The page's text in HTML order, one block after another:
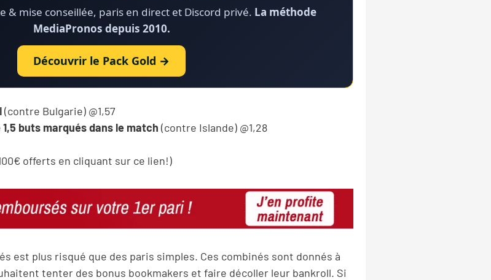
& mise conseillée, paris en direct et Discord privé. La méthode
MediaPronos depuis 2010.
Découvrir le Pack Gold →
(contre Bulgarie) @1,57
buts marqués dans le match (contre Islande) @1,28
offerts en cliquant sur ce lien!)
est plus risqué que des paris simples. Ces combinés sont donnés à
tenter des bonus bookmakers et faire décoller leur bankroll. Si